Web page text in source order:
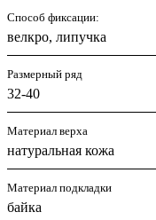
Способ фиксации:
велкро, липучка
Размерный ряд
32-40
Материал верха
натуральная кожа
Материал подкладки
байка